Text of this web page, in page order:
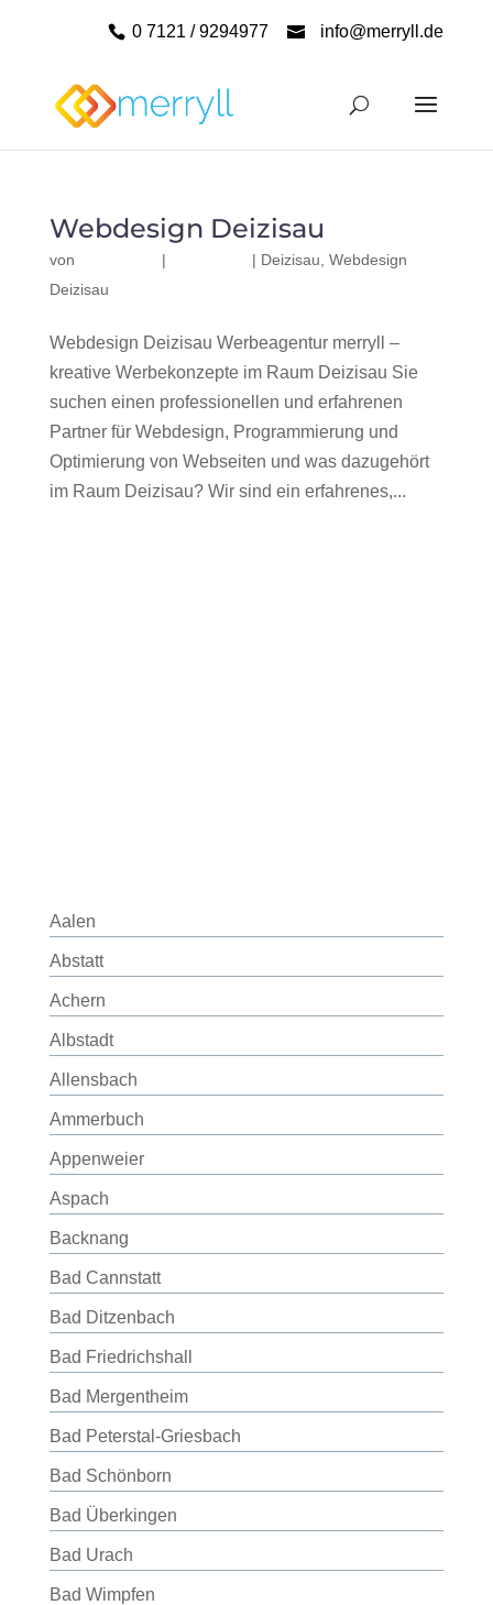
0 7121 / 9294977 info@merryll.de
Webdesign Deizisau
von | | Deizisau Webdesign
Deizisau
Webdesign Deizisau Werbeagentur merryll –
kreative Werbekonzepte im Raum Deizisau Sie
suchen einen professionellen und erfahrenen
Partner für Webdesign, Programmierung und
Optimierung von Webseiten und was dazugehört
im Raum Deizisau? Wir sind ein erfahrenes,...
Aalen
Abstatt
Achern
Albstadt
Allensbach
Ammerbuch
Appenweier
Aspach
Backnang
Bad Cannstatt
Bad Ditzenbach
Bad Friedrichshall
Bad Mergentheim
Bad Peterstal-Griesbach
Bad Schönborn
Bad Überkingen
Bad Urach
Bad Wimpfen